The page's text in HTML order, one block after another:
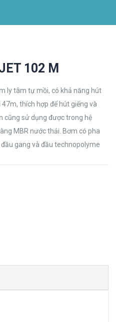
102 M
ly tâm tự mồi, có khả năng hút
thích hợp để hút giếng và
cũng sử dụng được trong hệ
MBR nước thải. Bơm có pha
gang và đầu technopolyme